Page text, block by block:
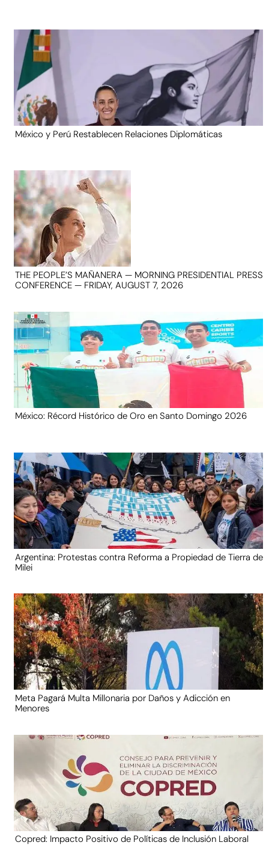
México y Perú Restablecen Relaciones Diplomáticas
THE PEOPLE’S MAÑANERA — MORNING PRESIDENTIAL PRESS
CONFERENCE — FRIDAY, AUGUST 7, 2026
México: Récord Histórico de Oro en Santo Domingo 2026
Argentina: Protestas contra Reforma a Propiedad de Tierra de
Milei
Meta Pagará Multa Millonaria por Daños y Adicción en
Menores
Copred: Impacto Positivo de Políticas de Inclusión Laboral